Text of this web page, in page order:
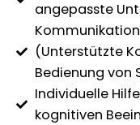
angepasste
(Unterstützte
Bedienung
Individuelle
kognitiven